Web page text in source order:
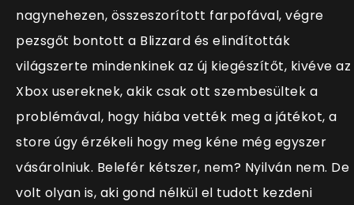
nagynehezen, összeszorított farpofával, végre
pezsgőt bontott a Blizzard és elindították
világszerte mindenkinek az új kiegészítőt, kivéve az
Xbox usereknek, akik csak ott szembesültek a
problémával, hogy hiába vették meg a játékot, a
store úgy érzékeli hogy meg kéne még egyszer
vásárolniuk. Belefér kétszer, nem? Nyilván nem. De
volt olyan is, aki gond nélkül el tudott kezdeni